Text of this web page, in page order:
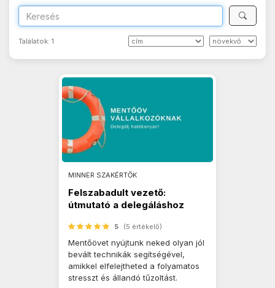
Találatok: 1
MINNER SZAKÉRTŐK
Felszabadult vezető:
útmutató a delegáláshoz
5 (5 értékelő)
Mentőövet nyújtunk neked olyan jól
bevált technikák segítségével,
amikkel elfelejtheted a folyamatos
stresszt és állandó tűzoltást.